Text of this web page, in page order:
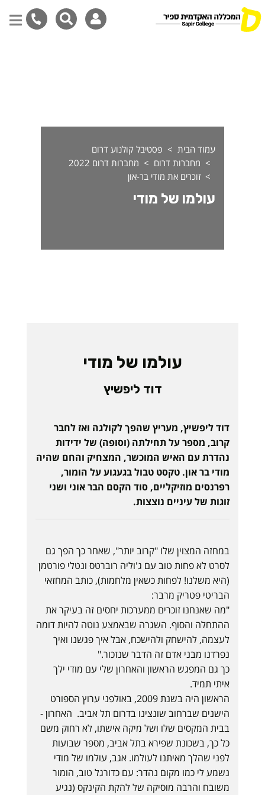
עמוד הבית
פסטיבל קולנוע דרום
מחברות דרום
מחברות דרום 2022
זוכרים את מודי בר-און
עולמו של מודי
עולמו של מודי
דוד ליפשיץ
דוד ליפשיץ, מעריץ שהפך לקולגה ואז לחבר
קרוב, מספר על תחילתה (וסופה) של ידידות
נהדרת עם האיש המוכשר, המצחיק והחם שהיה
מודי בר און. טקסט טבול בגעגוע על הומור,
רפרנסים מוזיקליים, סוד הקסם הבר אוני ושני
זוגות של עיניים נוצצות.
במחזה המצוין שלו "קרוב יותר", שאחר כך הפך גם
לסרט לא פחות טוב עם ג'וליה רוברטס ונטלי פורטמן
(היא משלנו! לפחות כשאין מלחמות), כותב המחזאי
הבריטי פטריק מרבר:
"מה שאנחנו זוכרים ממערכות יחסים זה בעיקר את
ההתחלה והסוף. השגרה שבאמצע נוטה להיות דומה
לעצמה, להישחק ולהישכח, אבל איך פגשנו ואיך
נפרדנו מבני אדם זה הדבר שנזכור."
כך גם המפגש הראשון והאחרון שלי עם מודי ילך
איתי תמיד.
הראשון היה בשנת 2009, באולפני ערוץ הספורט
הישנים שברחוב שונצינו בדרום תל אביב. האחרון -
בבית המקסים שלו ושל מיקה אישתו, לא רחוק משם
כל כך, בשכונת שפירא בתל אביב, מספר שבועות
לפני שהלך מאיתנו לעולמו. אגב, עולמו של מודי
נשמע לי כמו מקום נהדר: עם כדורגל טוב, הומור
משובח והרבה מוסיקה של להקת הקינקס (נגיע